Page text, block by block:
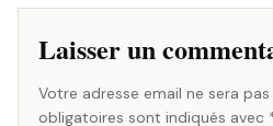
Laisser un
Votre adresse email ne sera
obligatoires sont indiqués avec